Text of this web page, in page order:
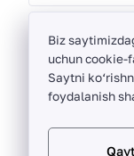
ThinkBayTech ©
biologik faol
Biz
uchun cookie-
Saytni
foydalanish